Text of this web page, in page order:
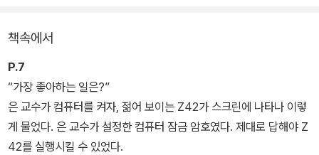
책속에서
P.7
“가장 좋아하는 일은?”
은 교수가 컴퓨터를 켜자, 젊어 보이는 Z42가 스크린에 나타나 이렇
게 물었다. 은 교수가 설정한 컴퓨터 잠금 암호였다. 제대로 답해야 Z
42를 실행시킬 수 있었다.